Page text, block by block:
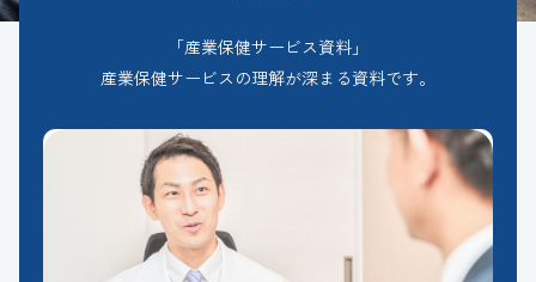
「産業保健サービス資料」
産業保健サービスの理解が深まる資料です。